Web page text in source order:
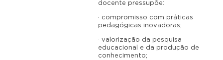
docente pressupõe:
· compromisso com práticas
pedagógicas inovadoras;
· valorização da pesquisa
educacional e da produção de
conhecimento;